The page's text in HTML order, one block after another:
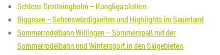
Schloss Drottningholm – Kungliga slotten
Biggesee – Sehenswürdigkeiten und Highlights im Sauerland
Sommerrodelbahn Willingen – Sommerspaß mit der
Sommerrodelbahn und Wintersport in den Skigebieten